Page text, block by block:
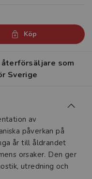
Köp
som
Sverige
av
påverkan på
år till åldrandet
orsaker. Den ger
utredning och